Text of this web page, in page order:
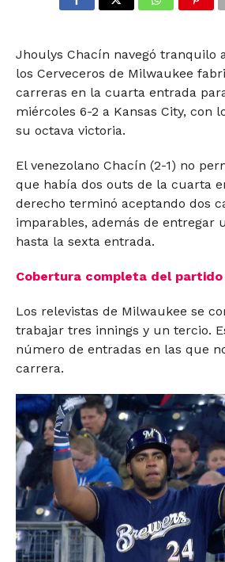
Jhoulys Chacín navegó tranquilo
los Cerveceros de Milwaukee
carreras en la cuarta entrada
miércoles 6-2 a Kansas City, con
su octava victoria.
El venezolano Chacín (2-1) no
que había dos outs de la cuarta
derecho terminó aceptando dos
imparables, además de entregar
hasta la sexta entrada.
Cobertura completa del partido
Los relevistas de Milwaukee se
trabajar tres innings y un tercio.
número de entradas en las que
carrera.